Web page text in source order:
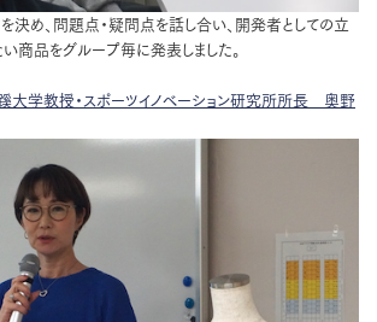
決め、問題点・疑問点を話し合い、開発者としての立
商品をグループ毎に発表しました。
大学教授・スポーツイノベーション研究所所長 奥野